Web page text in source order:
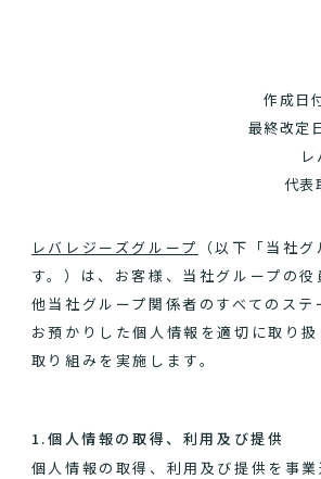
作成日
最終改定
代
レバレジーズグループ
（以下「当社
す。）は、お客様、当社グループの
他当社グループ関係者のすべてのステ
お預かりした個人情報を適切に取り
取り組みを実施します。
1.個人情報の取得、利用及び提供
個人情報の取得、利用及び提供を事